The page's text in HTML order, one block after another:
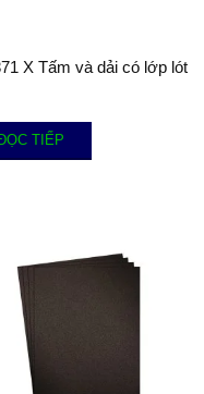
X Tấm và dải có lớp lót
TIẾP